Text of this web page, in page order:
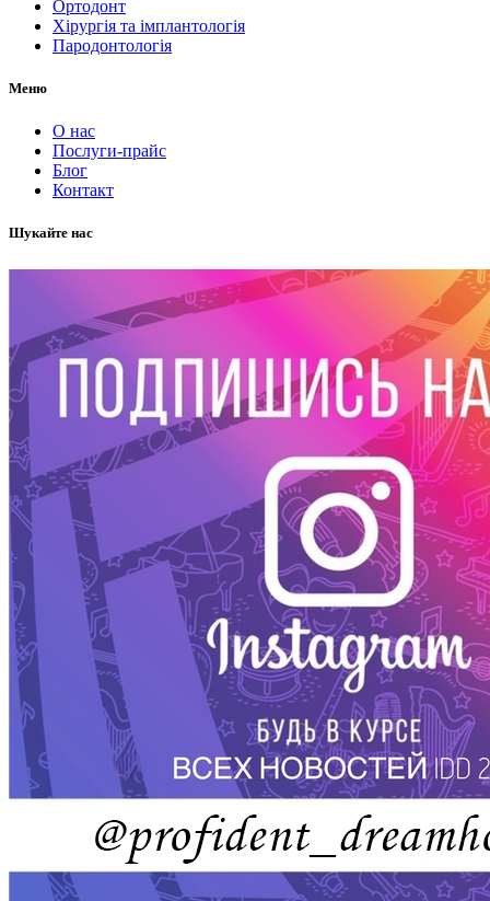
Ортодонт
Хірургія та імплантологія
Пародонтологія
Меню
О нас
Послуги-прайс
Блог
Контакт
Шукайте нас
Слідкуйте за нами в соцмережах.